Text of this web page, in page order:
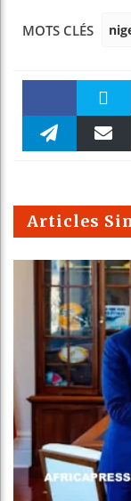
MOTS CLÉS
Faceboo Twitter
m
Articles